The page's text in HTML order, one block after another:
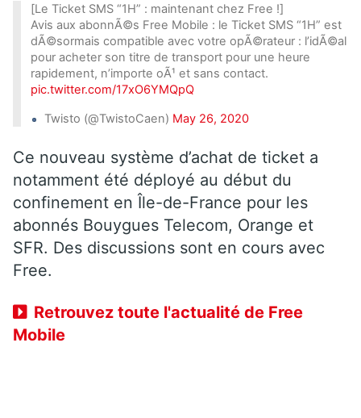
[Le Ticket SMS “1H” : maintenant chez Free !]
Avis aux abonnÃ©s Free Mobile : le Ticket SMS “1H” est
dÃ©sormais compatible avec votre opÃ©rateur : l’idÃ©al
pour acheter son titre de transport pour une heure
rapidement, n’importe oÃ¹ et sans contact.
pic.twitter.com/17xO6YMQpQ
Twisto (@TwistoCaen) May 26, 2020
Ce nouveau système d’achat de ticket a
notamment été déployé au début du
confinement en Île-de-France pour les
abonnés Bouygues Telecom, Orange et
SFR. Des discussions sont en cours avec
Free.
Retrouvez toute l'actualité de Free
Mobile